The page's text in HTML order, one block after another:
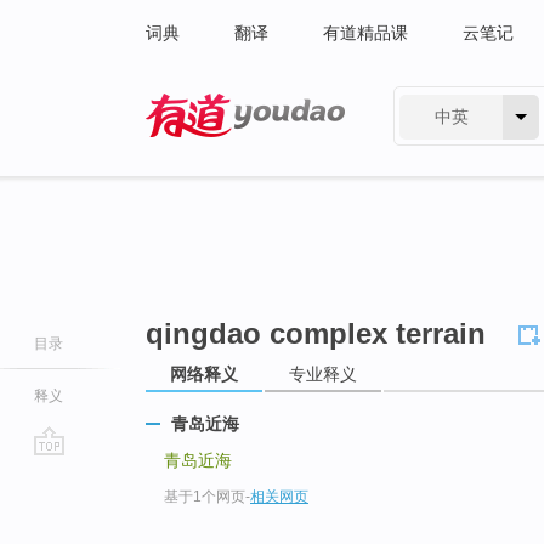
词典 翻译 有道精品课 云笔记
中英
目录
释义
qingdao complex terrain
网络释义 专业释义
青岛近海
青岛近海
基于1个网页-相关网页